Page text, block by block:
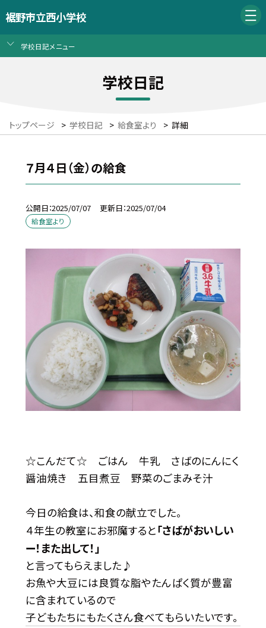
裾野市立西小学校
学校日記メニュー
学校日記
トップページ > 学校日記 > 給食室より > 詳細
７月４日（金）の給食
公開日 2025/07/07 更新日 2025/07/04
給食室より
☆こんだて☆ ごはん 牛乳 さばのにんにく
醤油焼き 五目煮豆 野菜のごまみそ汁
今日の給食は、和食の献立でした。
４年生の教室にお邪魔すると「さばがおいしい
ー！また出して！」
と言ってもらえました♪
お魚や大豆には良質な脂やたんぱく質が豊富
に含まれているので
子どもたちにもたくさん食べてもらいたいです。